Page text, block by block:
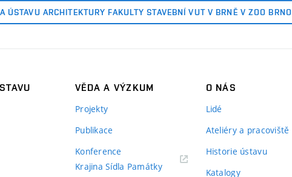
ÚSTAVU ARCHITEKTURY FAKULTY STAVEBNÍ VUT V BRNĚ V ZOO BRNO
VĚDA A VÝZKUM
Projekty
Publikace
Konference
Krajina Sídla Památky
O NÁS
Lidé
Ateliéry a pracoviště
Historie ústavu
Katalogy